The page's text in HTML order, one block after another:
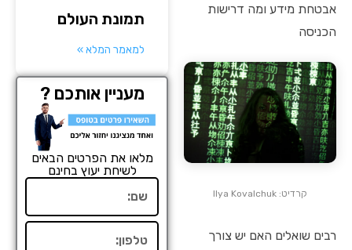
אבטחת מידע ומה דרישות
הכניסה
קרדיט: Ilya Kovalchuk
רבים שואלים האם יש צורך
תמונת העולם
למאמר המלא »
מעניין אותכם ?
מלאו את הפרטים הבאים
לשיחת יעוץ בחינם